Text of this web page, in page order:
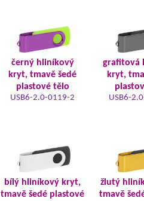
černý hliníkový
kryt, tmavě šedé
plastové tělo
USB6-2.0-0119-2
grafitová
kryt,
USB6-
bílý hliníkový kryt,
tmavě šedé plastové
žlutý
tmavě